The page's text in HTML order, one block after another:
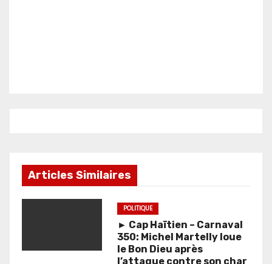
Articles Similaires
POLITIQUE
► Cap Haïtien – Carnaval
350: Michel Martelly loue
le Bon Dieu après
l’attaque contre son char